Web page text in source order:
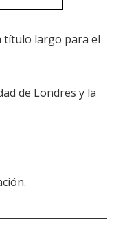
título largo para el
de Londres y la